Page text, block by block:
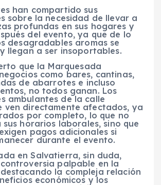
han compartido sus
sobre la necesidad de llevar a
profundas en sus hogares y
del evento, ya que de lo
desagradables aromas se
llegan a ser insoportables.
que la Marquesada
como bares, cantinas,
de abarrotes e incluso
no todos ganan. Los
ambulantes de la calle
ven directamente afectados, ya
por completo, lo que no
horarios laborales, sino que
pagos adicionales si
durante el evento.
en Salvatierra, sin duda,
palpable en la
la compleja relación
económicos y los